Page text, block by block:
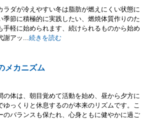
ダが冷えやすい冬は脂肪が燃えにくい状態に
節に積極的に実践したい、燃焼体質作りのた
軽に始められます、続けられるものから始め
謝アッ...続きを読む
メカニズム
体は、朝目覚めて活動を始め、昼から夕方に
っくりと休息するのが本来のリズムです。こ
バランスも保たれ、心身ともに健やかに過ご